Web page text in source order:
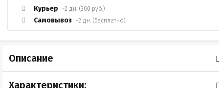
Курьер ~2 дн. (300 руб.)
Самовывоз ~2 дн. (Бесплатно)
Описание
Характеристики: